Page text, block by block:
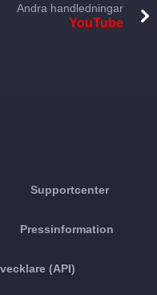
Andra handledningar
YouTube
Supportcenter
Pressinformation
(API)